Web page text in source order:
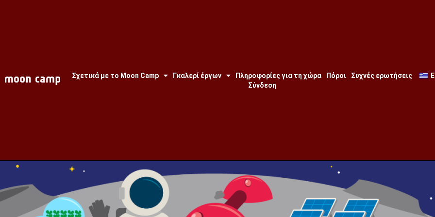
Σχετικά με το Moon Camp Γκαλερί έργων Πληροφορίες για τη χώρα Πόροι Συχνές ερωτήσεις
Σύνδεση